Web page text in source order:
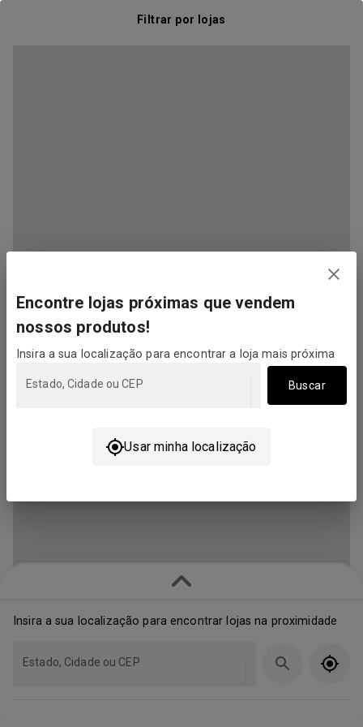
Filtrar por lojas
Encontre lojas próximas que vendem
nossos produtos!
Insira a sua localização para encontrar a loja mais próxima
Estado, Cidade ou CEP Buscar
Usar minha localização
Insira a sua localização para encontrar lojas na proximidade
Estado, Cidade ou CEP